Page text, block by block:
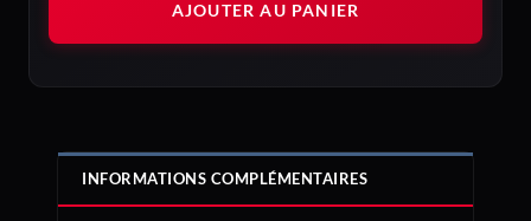
AJOUTER AU PANIER
INFORMATIONS COMPLÉMENTAIRES